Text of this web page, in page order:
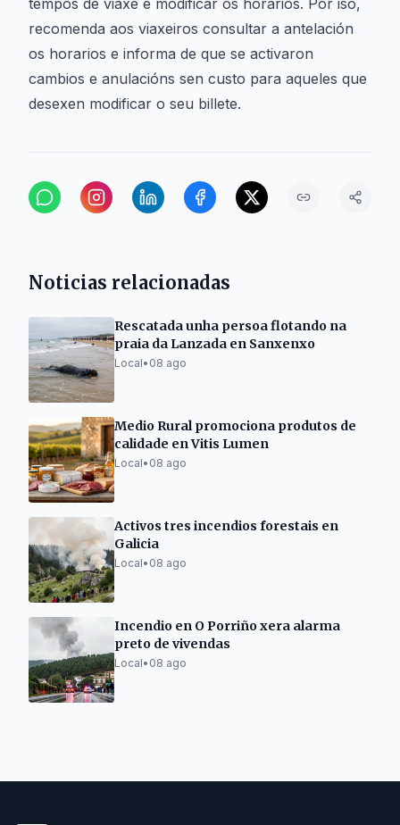
tempos de viaxe e modificar os horarios. Por iso,
recomenda aos viaxeiros consultar a antelación
os horarios e informa de que se activaron
cambios e anulacións sen custo para aqueles que
desexen modificar o seu billete.
Noticias relacionadas
Rescatada unha persoa flotando na
praia da Lanzada en Sanxenxo
Local• 08 ago
Medio Rural promociona produtos de
calidade en Vitis Lumen
Local• 08 ago
Activos tres incendios forestais en
Galicia
Local• 08 ago
Incendio en O Porriño xera alarma
preto de vivendas
Local• 08 ago